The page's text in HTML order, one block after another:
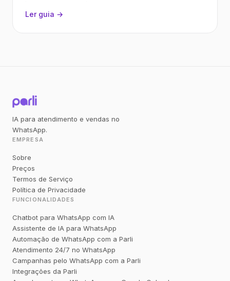
Ler guia →
IA para atendimento e vendas no
WhatsApp.
EMPRESA
Sobre
Preços
Termos de Serviço
Política de Privacidade
FUNCIONALIDADES
Chatbot para WhatsApp com IA
Assistente de IA para WhatsApp
Automação de WhatsApp com a Parli
Atendimento 24/7 no WhatsApp
Campanhas pelo WhatsApp com a Parli
Integrações da Parli